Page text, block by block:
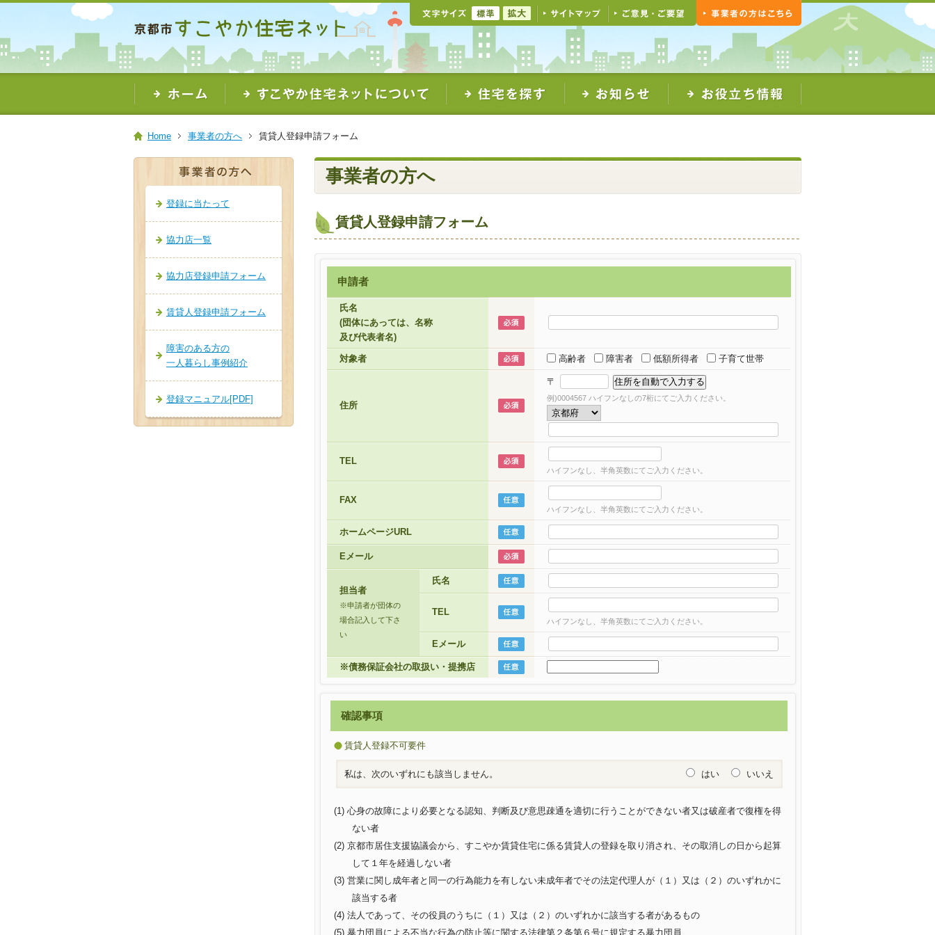
本
ま
で
ッ
Home 事業者の方へ 賃貸人登録申請フォーム
事業者の方へ
賃貸人登録申請フォーム
申請者
氏名
(団体にあっては、名称
及び代表者名)
対象者 高齢者 障害者 低額所得者 子育て世帯
住所
〒
例)0004567 ハイフンなしの7桁にてご入力ください。
TEL
ハイフンなし、半角英数にてご入力ください。
FAX
ハイフンなし、半角英数にてご入力ください。
ホームページURL
Eメール
担当者
※申請者が団体の
場合記入して下さ
い
氏名
TEL
ハイフンなし、半角英数にてご入力ください。
Eメール
※債務保証会社の取扱い・提携店
確認事項
賃貸人登録不可要件
私は、次のいずれにも該当しません。 はい いいえ
(1) 心身の故障により必要となる認知、判断及び意思疎通を適切に行うことができない者又は破産者で復権を得
ない者
(2) 京都市居住支援協議会から、すこやか賃貸住宅に係る賃貸人の登録を取り消され、その取消しの日から起算
して１年を経過しない者
(3) 営業に関し成年者と同一の行為能力を有しない未成年者でその法定代理人が（１）又は（２）のいずれかに
該当する者
(4) 法人であって、その役員のうちに（１）又は（２）のいずれかに該当する者があるもの
(5) 暴力団員による不当な行為の防止等に関する法律第２条第６号に規定する暴力団員
登録に当たって
協力店一覧
協力店登録申請フォーム
賃貸人登録申請フォーム
障害のある方の
一人暮らし事例紹介
登録マニュアル[PDF]